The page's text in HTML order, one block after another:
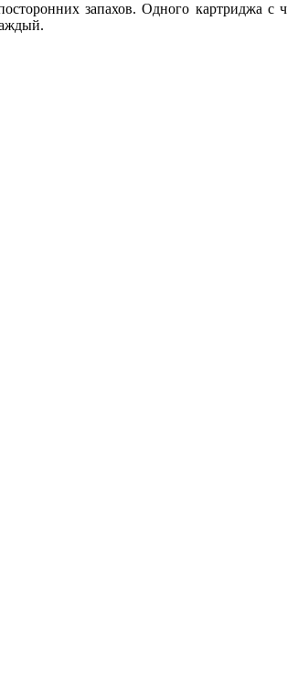
запахов. Одного картриджа